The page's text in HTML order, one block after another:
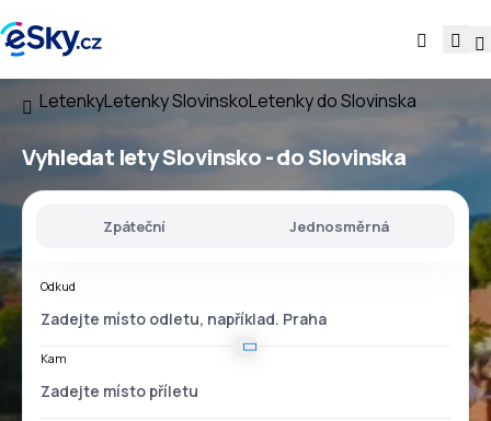
LetenkyLetenky SlovinskoLetenky do Slovinska
Vyhledat letySlovinsko - do Slovinska
Zpáteční Jednosměrná
Odkud
Kam